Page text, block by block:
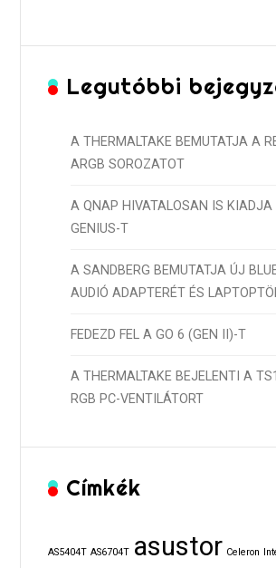
Legutóbbi
A THERMALTAKE BEMUTATJA A
ARGB SOROZATOT
A QNAP HIVATALOSAN IS KIADJA
GENIUS-T
A SANDBERG BEMUTATJA ÚJ
AUDIÓ ADAPTERÉT ÉS
FEDEZD FEL A GO 6 (GEN II)-T
A THERMALTAKE BEJELENTI A
RGB PC-VENTILÁTORT
Címkék
AS5404T AS6704T asustor Celeron